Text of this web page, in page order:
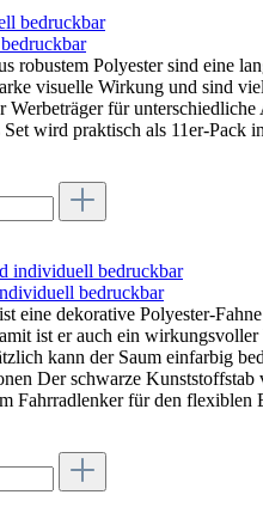
robustem Polyester sind eine
visuelle Wirkung und sind
Werbeträger für
wird praktisch als 11er-Pack
bedruckbar
eine dekorative Polyester-
ist er auch ein
kann der Saum einfarbig
Der schwarze
Fahrradlenker für den flexiblen